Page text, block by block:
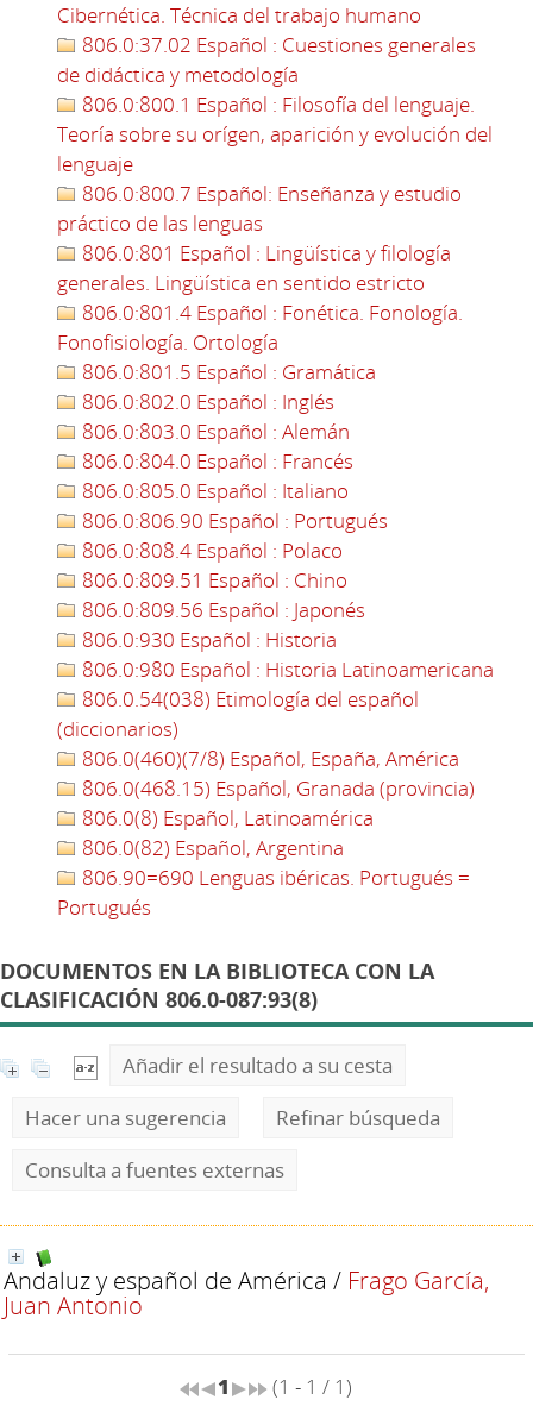
Cibernética. Técnica del trabajo humano
806.0:37.02 Español : Cuestiones generales
de didáctica y metodología
806.0:800.1 Español : Filosofía del lenguaje.
Teoría sobre su orígen, aparición y evolución del
lenguaje
806.0:800.7 Español: Enseñanza y estudio
práctico de las lenguas
806.0:801 Español : Lingüística y filología
generales. Lingüística en sentido estricto
806.0:801.4 Español : Fonética. Fonología.
Fonofisiología. Ortología
806.0:801.5 Español : Gramática
806.0:802.0 Español : Inglés
806.0:803.0 Español : Alemán
806.0:804.0 Español : Francés
806.0:805.0 Español : Italiano
806.0:806.90 Español : Portugués
806.0:808.4 Español : Polaco
806.0:809.51 Español : Chino
806.0:809.56 Español : Japonés
806.0:930 Español : Historia
806.0:980 Español : Historia Latinoamericana
806.0.54(038) Etimología del español
(diccionarios)
806.0(460)(7/8) Español, España, América
806.0(468.15) Español, Granada (provincia)
806.0(8) Español, Latinoamérica
806.0(82) Español, Argentina
806.90=690 Lenguas ibéricas. Portugués =
Portugués
DOCUMENTOS EN LA BIBLIOTECA CON LA
CLASIFICACIÓN 806.0-087:93(8)
Añadir el resultado a su cesta
Hacer una sugerencia
Refinar búsqueda
Consulta a fuentes externas
Andaluz y español de América / Frago García,
Juan Antonio
1 (1 - 1 / 1)